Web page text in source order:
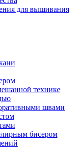
для вышивания
технике
швами
бисером